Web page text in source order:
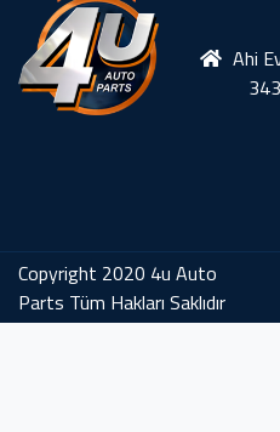
Ahi
Copyright 2020 4u Auto
Parts Tüm Hakları Saklıdır